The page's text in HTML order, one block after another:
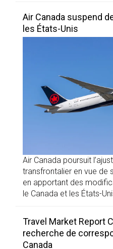
Air Canada suspend
les États-Unis
Air Canada poursuit
transfrontalier en vue de
en apportant des
le Canada et les États-
Travel Market Report
recherche de
Canada